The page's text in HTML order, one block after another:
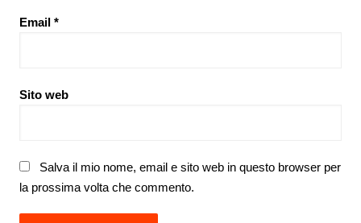
Email *
Sito web
Salva il mio nome, email e sito web in questo browser per
la prossima volta che commento.